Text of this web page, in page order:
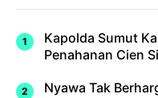
Kapolda Sumut
Penahanan Cien
Nyawa Tak